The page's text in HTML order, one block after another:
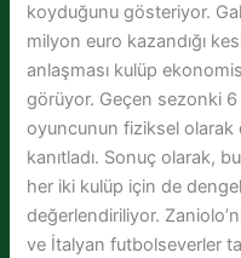
koyduğunu gösteriyor.
milyon euro kazandığı
anlaşması kulüp
görüyor. Geçen sezonki
oyuncunun fiziksel olarak
kanıtladı. Sonuç olarak,
her iki kulüp için de
değerlendiriliyor.
ve İtalyan futbolseverler